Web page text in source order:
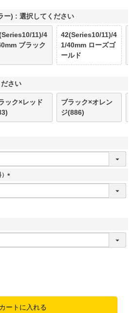
ー) 選択してください
11)/4
ブラック
42(Series10/11)/4
1/40mm ローズゴ
ールド
さい
ック×レッド
ブラック×オレン
ジ(886)
(
カートに入れる